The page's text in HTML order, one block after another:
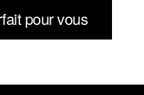
pour vous